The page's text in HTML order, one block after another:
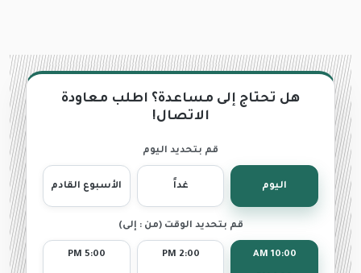
هل تحتاج إلى مساعدة؟ اطلب معاودة
الاتصال!
قم بتحديد اليوم
اليوم غداً الأسبوع القادم
قم بتحديد الوقت (من : إلى)
10:00 AM
2:00 PM
5:00 PM